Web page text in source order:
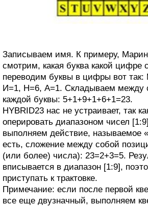
Записываем имя. К примеру,
смотрим, какая буква какой цифре
переводим буквы в цифры вот
И=1, Н=6, А=1. Складываем между
каждой буквы: 5+1+9+1+6+1=23.
HYBRID23 нас не устраивает, так
оперировать диапазоном чисел
выполняем действие, называемое
есть, сложение между собой
(или более) числа): 23=2+3=5.
вписывается в диапазон [1:9],
приступать к трактовке.
Примечание: если после первой
все еще двузначный, выполняем